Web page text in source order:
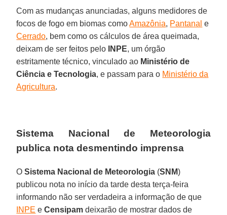
Com as mudanças anunciadas, alguns medidores de
focos de fogo em biomas comoAmazônia, Pantanal e
Cerrado, bem como os cálculos de área queimada,
deixam de ser feitos pelo
INPE, um órgão
estritamente técnico, vinculado ao Ministério de
Ciência e Tecnologia, e passam para o Ministério da
Agricultura.
Sistema Nacional de Meteorologia
publica nota desmentindo imprensa
OSistema Nacional de Meteorologia (SNM)
publicou nota no início da tarde desta terça-feira
informando não ser verdadeira a informação de que
INPE eCensipam deixarão de mostrar dados de